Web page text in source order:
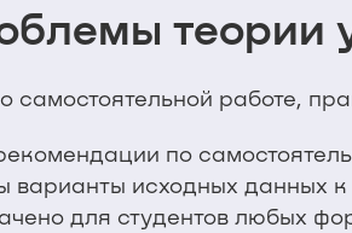
теории
самостоятельной работе,
по
варианты исходных данных
для студентов любых